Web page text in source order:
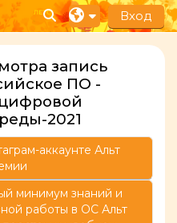
Изменить данные
Вход
запись
ПО -
2021
аккаунте Альт
минимум знаний и
работы в ОС Альт